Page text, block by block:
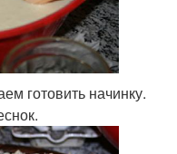
готовить начинку.